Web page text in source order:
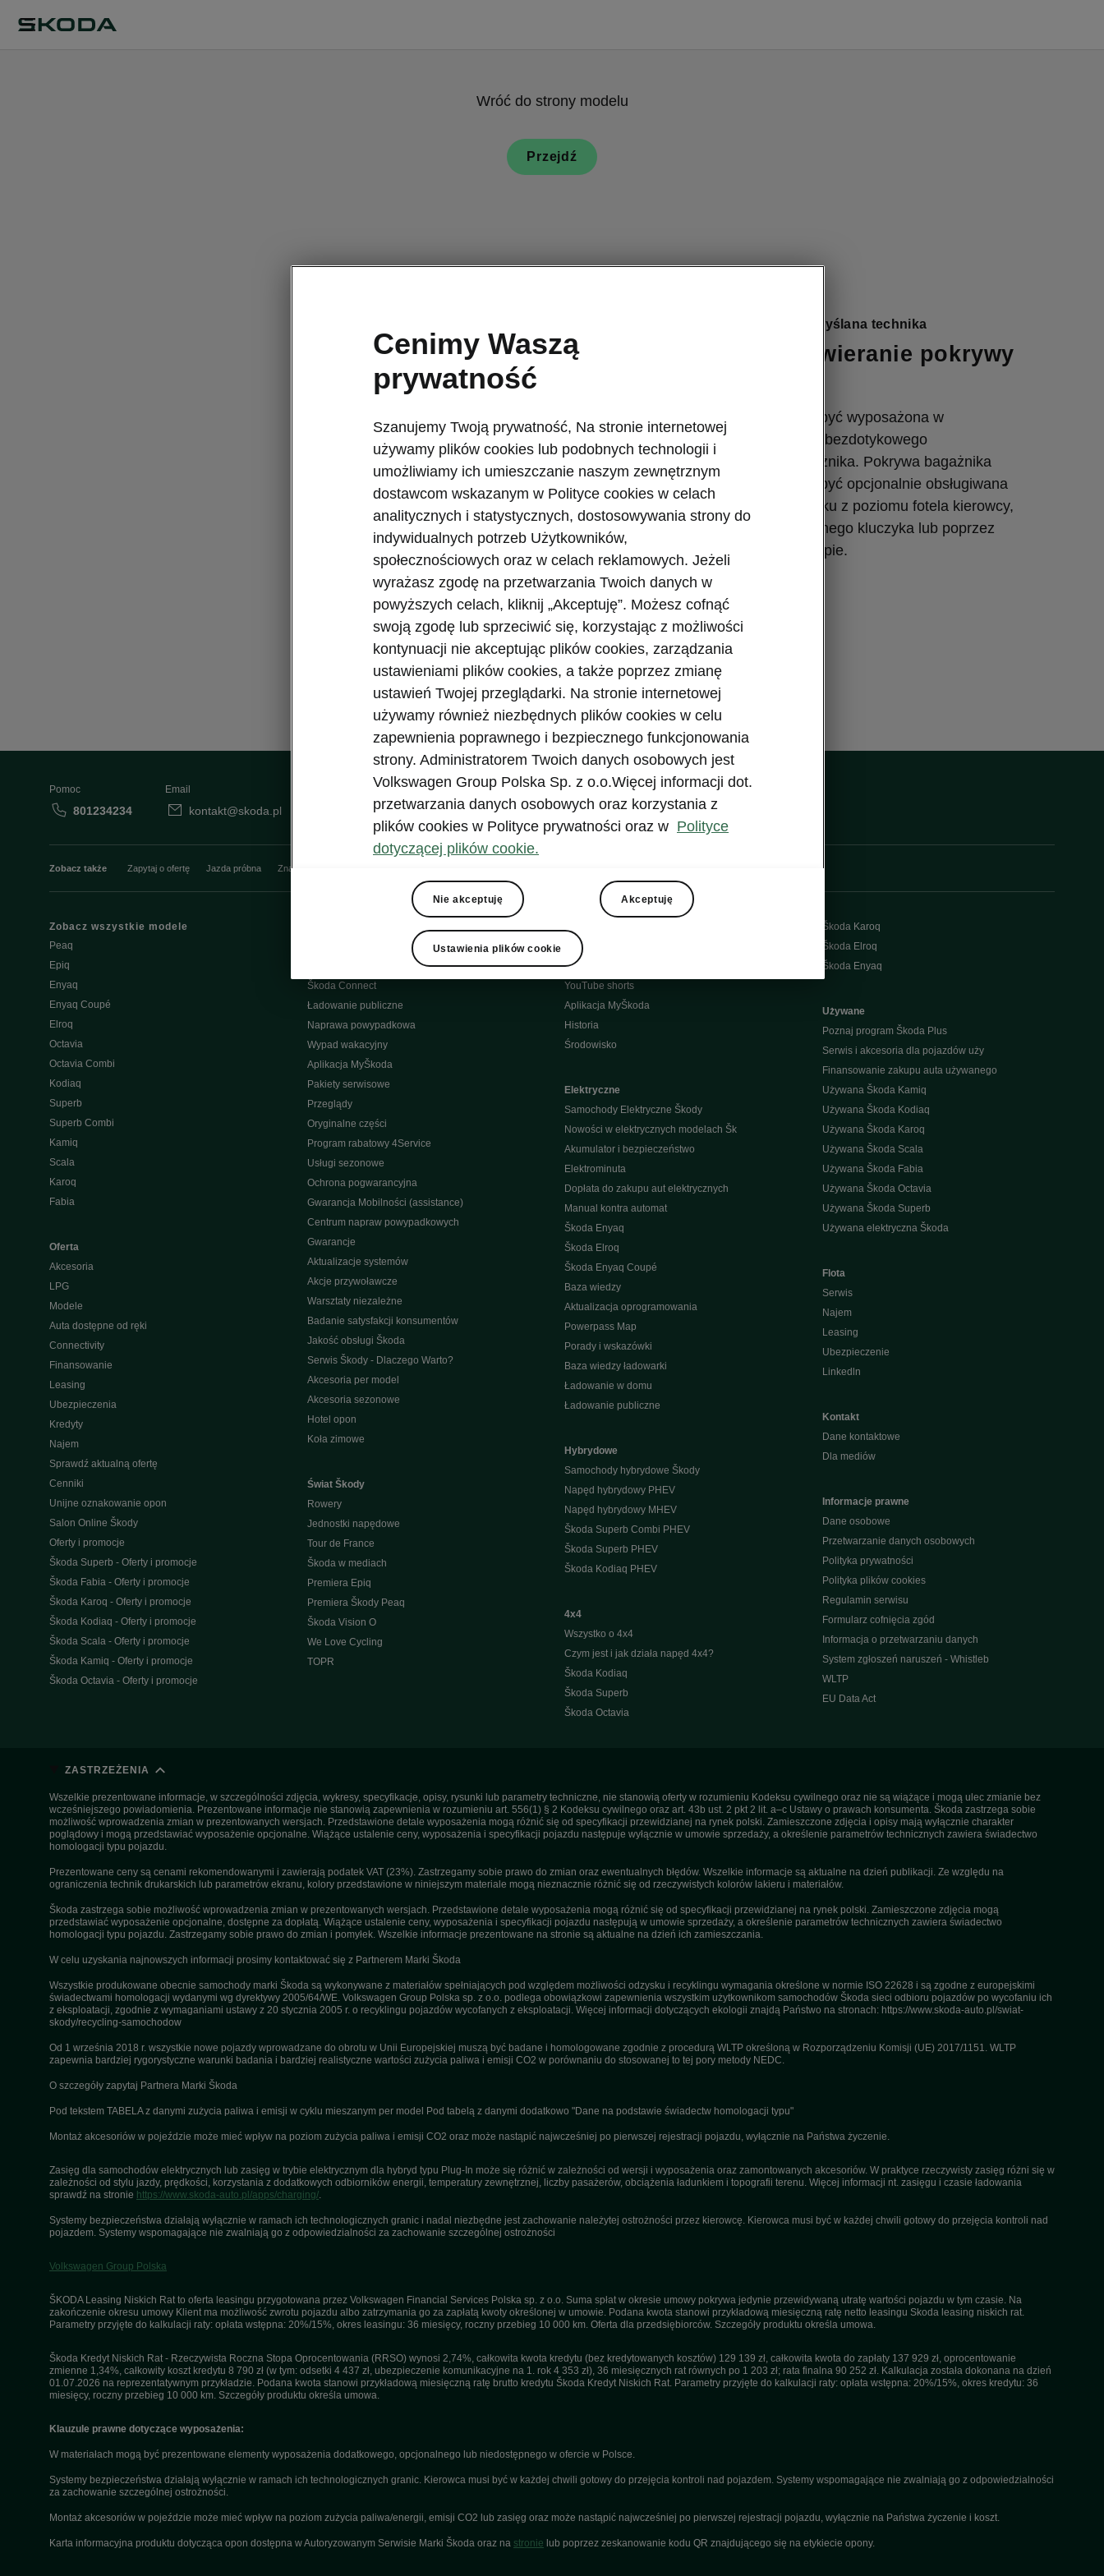
Wróć do strony modelu
Przejdź
Nowa Škoda Kodiaq - Przemyślana technika
Bezdotykowe otwieranie pokrywy
Nowa Škoda Kodiaq może być wyposażona w
opcjonalny Virtual Pedal do bezdotykowego
otwierania/zamykania bagażnika. Pokrywa bagażnika
nowej Škody Kodiaq może być opcjonalnie obsługiwana
poprzez naciśnięcie przycisku z poziomu fotela kierowcy,
za pomocą zdalnie sterowanego kluczyka lub poprzez
naciśnięcie przycisku na klapie.
Pomoc
801234234
Email
kontakt@skoda.pl Dane kontaktowe
Zobacz także Zapytaj o ofertę Jazda próbna Znajdź salon
Zobacz wszystkie modele
Peaq
Epiq
Enyaq
Enyaq Coupé
Elroq
Octavia
Octavia Combi
Kodiaq
Superb
Superb Combi
Kamiq
Scala
Karoq
Fabia
Oferta
Akcesoria
LPG
Modele
Auta dostępne od ręki
Connectivity
Finansowanie
Leasing
Ubezpieczenia
Kredyty
Najem
Sprawdź aktualną ofertę
Cenniki
Unijne oznakowanie opon
Salon Online Škody
Oferty i promocje
Škoda Superb - Oferty i promocje
Škoda Fabia - Oferty i promocje
Škoda Karoq - Oferty i promocje
Škoda Kodiaq - Oferty i promocje
Škoda Scala - Oferty i promocje
Škoda Kamiq - Oferty i promocje
Škoda Octavia - Oferty i promocje
W trosce o Škodę - porady
Škoda Connect
Ładowanie publiczne
Naprawa powypadkowa
Wypad wakacyjny
Aplikacja MyŠkoda
Pakiety serwisowe
Przeglądy
Oryginalne części
Program rabatowy 4Service
Usługi sezonowe
Ochrona pogwarancyjna
Gwarancja Mobilności (assistance)
Centrum napraw powypadkowych
Gwarancje
Aktualizacje systemów
Akcje przywoławcze
Warsztaty niezależne
Badanie satysfakcji konsumentów
Jakość obsługi Škoda
Serwis Škody - Dlaczego Warto?
Akcesoria per model
Akcesoria sezonowe
Hotel opon
Koła zimowe
Świat Škody
Rowery
Jednostki napędowe
Tour de France
Škoda w mediach
Premiera Epiq
Premiera Škody Peaq
Škoda Vision O
We Love Cycling
TOPR
Instagram
YouTube
YouTube shorts
Aplikacja MyŠkoda
Historia
Środowisko
Elektryczne
Samochody Elektryczne Škody
Nowości w elektrycznych modelach Šk
Akumulator i bezpieczeństwo
Elektrominuta
Dopłata do zakupu aut elektrycznych
Manual kontra automat
Škoda Enyaq
Škoda Elroq
Škoda Enyaq Coupé
Baza wiedzy
Aktualizacja oprogramowania
Powerpass Map
Porady i wskazówki
Baza wiedzy ładowarki
Ładowanie w domu
Ładowanie publiczne
Hybrydowe
Samochody hybrydowe Škody
Napęd hybrydowy PHEV
Napęd hybrydowy MHEV
Škoda Superb Combi PHEV
Škoda Superb PHEV
Škoda Kodiaq PHEV
4x4
Wszystko o 4x4
Czym jest i jak działa napęd 4x4?
Škoda Kodiaq
Škoda Superb
Škoda Octavia
Škoda Karoq
Škoda Elroq
Škoda Enyaq
Używane
Poznaj program Škoda Plus
Serwis i akcesoria dla pojazdów uży
Finansowanie zakupu auta używanego
Używana Škoda Kamiq
Używana Škoda Kodiaq
Używana Škoda Karoq
Używana Škoda Scala
Używana Škoda Fabia
Używana Škoda Octavia
Używana Škoda Superb
Używana elektryczna Škoda
Flota
Serwis
Najem
Leasing
Ubezpieczenie
Linkedln
Kontakt
Dane kontaktowe
Dla mediów
Informacje prawne
Dane osobowe
Przetwarzanie danych osobowych
Polityka prywatności
Polityka plików cookies
Regulamin serwisu
Formularz cofnięcia zgód
Informacja o przetwarzaniu danych
System zgłoszeń naruszeń - Whistleb
WLTP
EU Data Act
ZASTRZEŻENIA
Wszelkie prezentowane informacje, w szczególności zdjęcia, wykresy, specyfikacje, opisy, rysunki lub parametry techniczne, nie stanowią oferty w rozumieniu Kodeksu cywilnego oraz nie są wiążące i mogą ulec zmianie bez
wcześniejszego powiadomienia. Prezentowane informacje nie stanowią zapewnienia w rozumieniu art. 556(1) § 2 Kodeksu cywilnego oraz art. 43b ust. 2 pkt 2 lit. a–c Ustawy o prawach konsumenta. Škoda zastrzega sobie
możliwość wprowadzenia zmian w prezentowanych wersjach. Przedstawione detale wyposażenia mogą różnić się od specyfikacji przewidzianej na rynek polski. Zamieszczone zdjęcia i opisy mają wyłącznie charakter
poglądowy i mogą przedstawiać wyposażenie opcjonalne. Wiążące ustalenie ceny, wyposażenia i specyfikacji pojazdu następuje wyłącznie w umowie sprzedaży, a określenie parametrów technicznych zawiera świadectwo
homologacji typu pojazdu.
Prezentowane ceny są cenami rekomendowanymi i zawierają podatek VAT (23%). Zastrzegamy sobie prawo do zmian oraz ewentualnych błędów. Wszelkie informacje są aktualne na dzień publikacji. Ze względu na
ograniczenia technik drukarskich lub parametrów ekranu, kolory przedstawione w niniejszym materiale mogą nieznacznie różnić się od rzeczywistych kolorów lakieru i materiałów.
Škoda zastrzega sobie możliwość wprowadzenia zmian w prezentowanych wersjach. Przedstawione detale wyposażenia mogą różnić się od specyfikacji przewidzianej na rynek polski. Zamieszczone zdjęcia mogą
przedstawiać wyposażenie opcjonalne, dostępne za dopłatą. Wiążące ustalenie ceny, wyposażenia i specyfikacji pojazdu następują w umowie sprzedaży, a określenie parametrów technicznych zawiera świadectwo
homologacji typu pojazdu. Zastrzegamy sobie prawo do zmian i pomyłek. Wszelkie informacje prezentowane na stronie są aktualne na dzień ich zamieszczania.
W celu uzyskania najnowszych informacji prosimy kontaktować się z Partnerem Marki Škoda
Wszystkie produkowane obecnie samochody marki Škoda są wykonywane z materiałów spełniających pod względem możliwości odzysku i recyklingu wymagania określone w normie ISO 22628 i są zgodne z europejskimi
świadectwami homologacji wydanymi wg dyrektywy 2005/64/WE. Volkswagen Group Polska sp. z o.o. podlega obowiązkowi zapewnienia wszystkim użytkownikom samochodów Škoda sieci odbioru pojazdów po wycofaniu ich
z eksploatacji, zgodnie z wymaganiami ustawy z 20 stycznia 2005 r. o recyklingu pojazdów wycofanych z eksploatacji. Więcej informacji dotyczących ekologii znajdą Państwo na stronach: https://www.skoda-auto.pl/swiat-
skody/recycling-samochodow
Od 1 września 2018 r. wszystkie nowe pojazdy wprowadzane do obrotu w Unii Europejskiej muszą być badane i homologowane zgodnie z procedurą WLTP określoną w Rozporządzeniu Komisji (UE) 2017/1151. WLTP
zapewnia bardziej rygorystyczne warunki badania i bardziej realistyczne wartości zużycia paliwa i emisji CO2 w porównaniu do stosowanej to tej pory metody NEDC.
O szczegóły zapytaj Partnera Marki Škoda
Pod tekstem TABELA z danymi zużycia paliwa i emisji w cyklu mieszanym per model Pod tabelą z danymi dodatkowo "Dane na podstawie świadectw homologacji typu"
Montaż akcesoriów w pojeździe może mieć wpływ na poziom zużycia paliwa i emisji CO2 oraz może nastąpić najwcześniej po pierwszej rejestracji pojazdu, wyłącznie na Państwa życzenie.
Zasięg dla samochodów elektrycznych lub zasięg w trybie elektrycznym dla hybryd typu Plug-In może się różnić w zależności od wersji i wyposażenia oraz zamontowanych akcesoriów. W praktyce rzeczywisty zasięg różni się w
zależności od stylu jazdy, prędkości, korzystania z dodatkowych odbiorników energii, temperatury zewnętrznej, liczby pasażerów, obciążenia ładunkiem i topografii terenu. Więcej informacji nt. zasięgu i czasie ładowania
sprawdź na stronie https://www.skoda-auto.pl/apps/charging/.
Systemy bezpieczeństwa działają wyłącznie w ramach ich technologicznych granic i nadal niezbędne jest zachowanie należytej ostrożności przez kierowcę. Kierowca musi być w każdej chwili gotowy do przejęcia kontroli nad
pojazdem. Systemy wspomagające nie zwalniają go z odpowiedzialności za zachowanie szczególnej ostrożności
Volkswagen Group Polska
ŠKODA Leasing Niskich Rat to oferta leasingu przygotowana przez Volkswagen Financial Services Polska sp. z o.o. Suma spłat w okresie umowy pokrywa jedynie przewidywaną utratę wartości pojazdu w tym czasie. Na
zakończenie okresu umowy Klient ma możliwość zwrotu pojazdu albo zatrzymania go za zapłatą kwoty określonej w umowie. Podana kwota stanowi przykładową miesięczną ratę netto leasingu Skoda leasing niskich rat.
Parametry przyjęte do kalkulacji raty: opłata wstępna: 20%/15%, okres leasingu: 36 miesięcy, roczny przebieg 10 000 km. Oferta dla przedsiębiorców. Szczegóły produktu określa umowa.
Škoda Kredyt Niskich Rat - Rzeczywista Roczna Stopa Oprocentowania (RRSO) wynosi 2,74%, całkowita kwota kredytu (bez kredytowanych kosztów) 129 139 zł, całkowita kwota do zapłaty 137 929 zł, oprocentowanie
zmienne 1,34%, całkowity koszt kredytu 8 790 zł (w tym: odsetki 4 437 zł, ubezpieczenie komunikacyjne na 1. rok 4 353 zł), 36 miesięcznych rat równych po 1 203 zł; rata finalna 90 252 zł. Kalkulacja została dokonana na dzień
01.07.2026 na reprezentatywnym przykładzie. Podana kwota stanowi przykładową miesięczną ratę brutto kredytu Škoda Kredyt Niskich Rat. Parametry przyjęte do kalkulacji raty: opłata wstępna: 20%/15%, okres kredytu: 36
miesięcy, roczny przebieg 10 000 km. Szczegóły produktu określa umowa.
Klauzule prawne dotyczące wyposażenia:
W materiałach mogą być prezentowane elementy wyposażenia dodatkowego, opcjonalnego lub niedostępnego w ofercie w Polsce.
Systemy bezpieczeństwa działają wyłącznie w ramach ich technologicznych granic. Kierowca musi być w każdej chwili gotowy do przejęcia kontroli nad pojazdem. Systemy wspomagające nie zwalniają go z odpowiedzialności
za zachowanie szczególnej ostrożności.
Montaż akcesoriów w pojeździe może mieć wpływ na poziom zużycia paliwa/energii, emisji CO2 lub zasięg oraz może nastąpić najwcześniej po pierwszej rejestracji pojazdu, wyłącznie na Państwa życzenie i koszt.
Karta informacyjna produktu dotycząca opon dostępna w Autoryzowanym Serwisie Marki Škoda oraz na stronie lub poprzez zeskanowanie kodu QR znajdującego się na etykiecie opony.
Cenimy Waszą
prywatność
Szanujemy Twoją prywatność, Na stronie internetowej
używamy plików cookies lub podobnych technologii i
umożliwiamy ich umieszczanie naszym zewnętrznym
dostawcom wskazanym w Polityce cookies w celach
analitycznych i statystycznych, dostosowywania strony do
indywidualnych potrzeb Użytkowników,
społecznościowych oraz w celach reklamowych. Jeżeli
wyrażasz zgodę na przetwarzania Twoich danych w
powyższych celach, kliknij „Akceptuję”. Możesz cofnąć
swoją zgodę lub sprzeciwić się, korzystając z możliwości
kontynuacji nie akceptując plików cookies, zarządzania
ustawieniami plików cookies, a także poprzez zmianę
ustawień Twojej przeglądarki. Na stronie internetowej
używamy również niezbędnych plików cookies w celu
zapewnienia poprawnego i bezpiecznego funkcjonowania
strony. Administratorem Twoich danych osobowych jest
Volkswagen Group Polska Sp. z o.o.Więcej informacji dot.
przetwarzania danych osobowych oraz korzystania z
plików cookies w Polityce prywatności oraz w Polityce
dotyczącej plików cookie.
Nie akceptuję Akceptuję
Ustawienia plików cookie